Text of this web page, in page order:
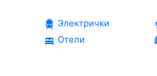
Электрички
Отели